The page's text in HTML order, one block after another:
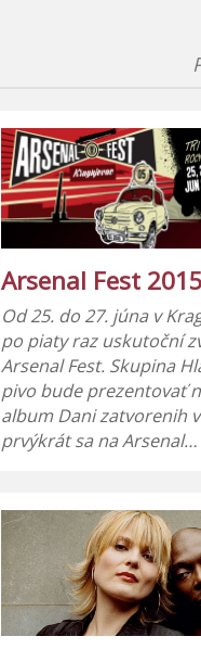
Arsenal Fest 2015
Od 25. do 27. júna v
po piaty raz uskutoční
Arsenal Fest. Skupina
pivo bude prezentovať
album Dani zatvorenih
prvýkrát sa na Arsenal…